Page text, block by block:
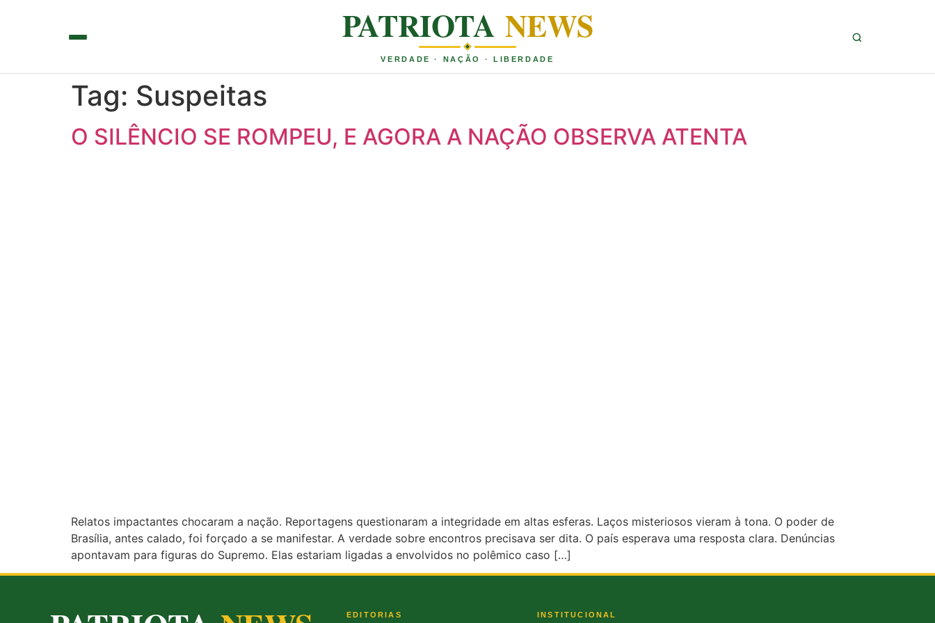
PATRIOTA NEWS
VERDADE · NAÇÃO · LIBERDADE
Tag: Suspeitas
O SILÊNCIO SE ROMPEU, E AGORA A NAÇÃO OBSERVA ATENTA
Relatos impactantes chocaram a nação. Reportagens questionaram a integridade em altas esferas. Laços misteriosos vieram à tona. O poder de
Brasília, antes calado, foi forçado a se manifestar. A verdade sobre encontros precisava ser dita. O país esperava uma resposta clara. Denúncias
apontavam para figuras do Supremo. Elas estariam ligadas a envolvidos no polêmico caso […]
EDITORIAS INSTITUCIONAL